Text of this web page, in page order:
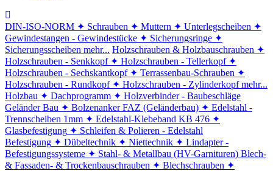
DIN-ISO-NORM ✦ Schrauben ✦ Muttern ✦ Unterlegscheiben ✦
Gewindestangen - Gewindestücke ✦ Sicherungsringe ✦
Sicherungsscheiben mehr... Holzschrauben & Holzbauschrauben ✦
Holzschrauben - Senkkopf ✦ Holzschrauben - Tellerkopf ✦
Holzschrauben - Sechskantkopf ✦ Terrassenbau-Schrauben ✦
Holzschrauben - Rundkopf ✦ Holzschrauben - Zylinderkopf mehr...
Holzbau ✦ Dachprogramm ✦ Holzverbinder - Baubeschläge
Geländer Bau ✦ Bolzenanker FAZ (Geländerbau) ✦ Edelstahl -
Trennscheiben 1mm ✦ Edelstahl-Klebeband KB 476 ✦
Glasbefestigung ✦ Schleifen & Polieren - Edelstahl
Befestigung ✦ Dübeltechnik ✦ Niettechnik ✦ Lindapter -
Befestigungssysteme ✦ Stahl- & Metallbau (HV-Garnituren) Blech-
& Fassaden- & Trockenbauschrauben ✦ Blechschrauben ✦